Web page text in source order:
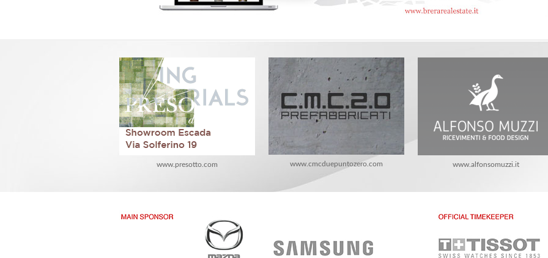
www.presotto.com www.cmcduepuntozero.com www.alfonsomuzzi.it